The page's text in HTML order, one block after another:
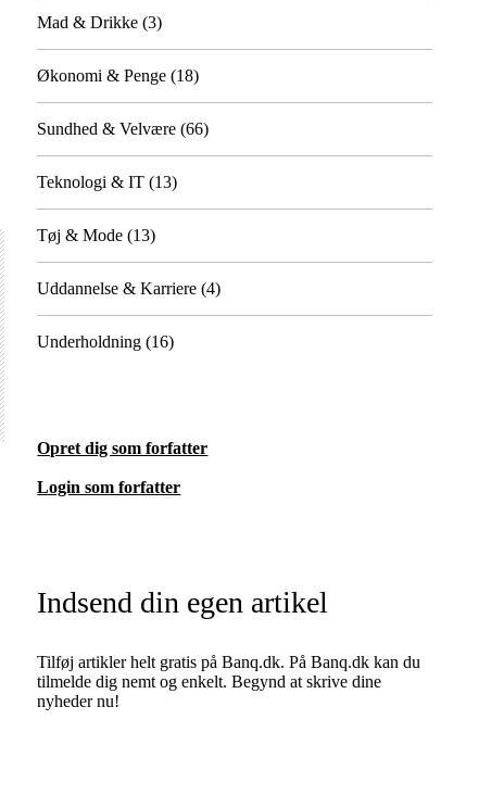
Mad & Drikke (3)
Økonomi & Penge (18)
Sundhed & Velvære (66)
Teknologi & IT (13)
Tøj & Mode (13)
Uddannelse & Karriere (4)
Underholdning (16)
Opret dig som forfatter
Login som forfatter
Indsend din egen artikel
Tilføj artikler helt gratis på Banq.dk. På Banq.dk kan du
tilmelde dig nemt og enkelt. Begynd at skrive dine
nyheder nu!